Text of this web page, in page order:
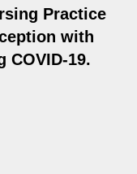
Practice
with
COVID-19.